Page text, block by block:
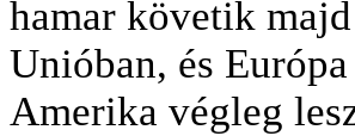
hamar követik
Unióban, és
Amerika végleg